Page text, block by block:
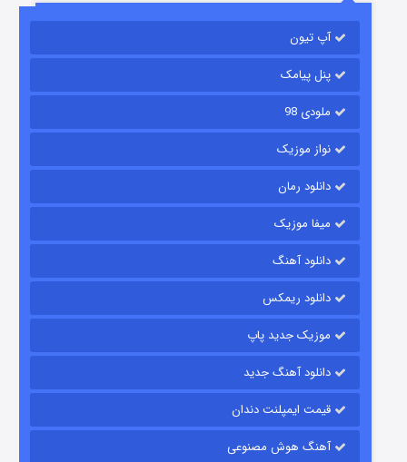
باب اسفنجی فصل ۱۷
قسمت۶ (زیرنویس) منتشر شد
قسمت۱۵ (دوبله) منتشر شد
آپ تیون
پنل پیامک
ملودی 98
نواز موزیک
دانلود رمان
میفا موزیک
دانلود آهنگ
دانلود ریمکس
موزیک جدید پاپ
دانلود آهنگ جدید
قیمت ایمپلنت دندان
آهنگ هوش مصنوعی